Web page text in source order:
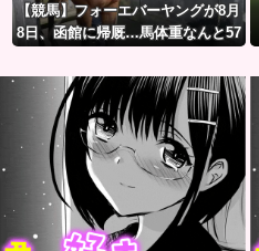
【競馬】フォーエバーヤングが8月
8日、函館に帰厩…馬体重なんと57